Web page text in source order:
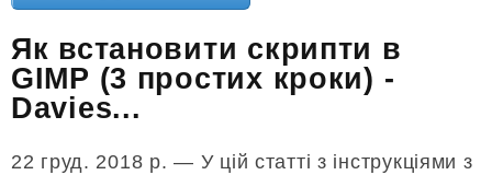
Як встановити скрипти в
GIMP (3 простих кроки) -
Davies...
22 груд. 2018 р. — У цій статті з інструкціями з